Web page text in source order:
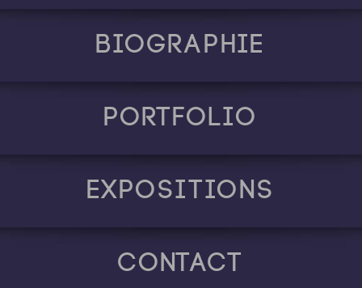
Biographie
Portfolio
Expositions
Contact